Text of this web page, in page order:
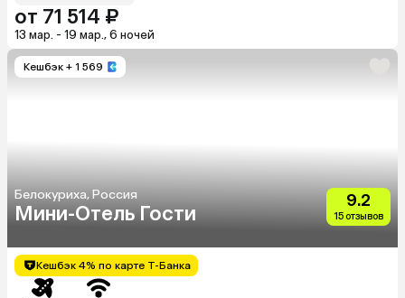
от 71 514 ₽
13 мар. - 19 мар., 6 ночей
Кешбэк + 1 569
Белокуриха, Россия
Мини-Отель Гости
9.2
15 отзывов
Кешбэк 4% по карте Т-Банка